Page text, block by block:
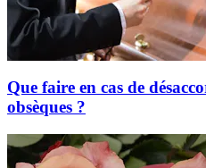
Que faire en cas de
obsèques ?